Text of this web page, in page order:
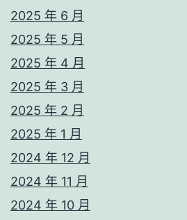
2025 年 6 月
2025 年 5 月
2025 年 4 月
2025 年 3 月
2025 年 2 月
2025 年 1 月
2024 年 12 月
2024 年 11 月
2024 年 10 月